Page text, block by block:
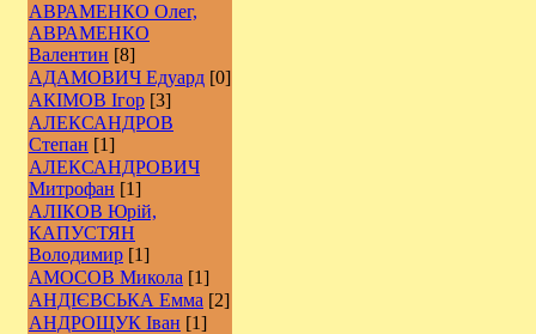
АВРАМЕНКО Олег,
АВРАМЕНКО
Валентин [8]
АДАМОВИЧ Едуард [0]
АКІМОВ Ігор [3]
АЛЕКСАНДРОВ
Степан [1]
АЛЕКСАНДРОВИЧ
Митрофан [1]
АЛІКОВ Юрій,
КАПУСТЯН
Володимир [1]
АМОСОВ Микола [1]
АНДІЄВСЬКА Емма [2]
АНДРОЩУК Іван [1]